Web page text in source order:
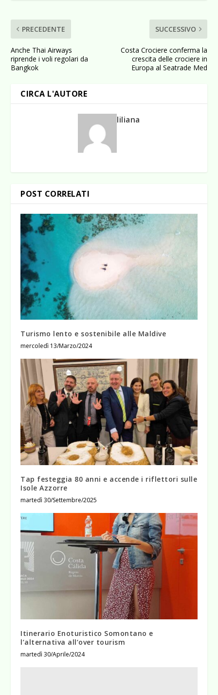
PRECEDENTE
Anche Thai Airways
riprende i voli regolari da
Bangkok
SUCCESSIVO
Costa Crociere conferma la
crescita delle crociere in
Europa al Seatrade Med
CIRCA L'AUTORE
liliana
POST CORRELATI
Turismo lento e sostenibile alle Maldive
mercoledì 13/Marzo/2024
Tap festeggia 80 anni e accende i riflettori sulle
Isole Azzorre
martedì 30/Settembre/2025
Itinerario Enoturistico Somontano e
l’alternativa all’over tourism
martedì 30/Aprile/2024